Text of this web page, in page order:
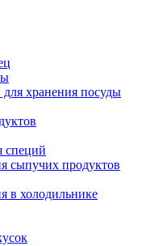
хранения посуды
специй
сыпучих продуктов
в холодильнике